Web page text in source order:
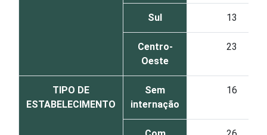
Sul 13
Centro-
Oeste
23
TIPO DE
ESTABELECIMENTO
Sem
internação
16